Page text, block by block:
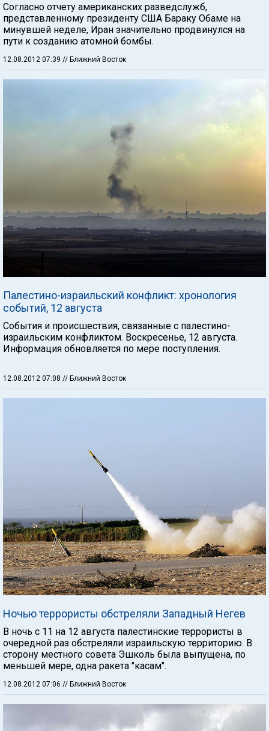
Согласно отчету американских разведслужб,
представленному президенту США Бараку Обаме на
минувшей неделе, Иран значительно продвинулся на
пути к созданию атомной бомбы.
12.08.2012 07:39 // Ближний Восток
Палестино-израильский конфликт: хронология
событий, 12 августа
События и происшествия, связанные с палестино-
израильским конфликтом. Воскресенье, 12 августа.
Информация обновляется по мере поступления.
12.08.2012 07:08 // Ближний Восток
Ночью террористы обстреляли Западный Негев
В ночь с 11 на 12 августа палестинские террористы в
очередной раз обстреляли израильскую территорию. В
сторону местного совета Эшколь была выпущена, по
меньшей мере, одна ракета "касам".
12.08.2012 07:06 // Ближний Восток